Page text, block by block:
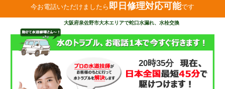
今お電話いただけましたら 即日修理対応可能です
大阪府泉佐野市大木エリアで蛇口水漏れ、水栓交換
20時35分